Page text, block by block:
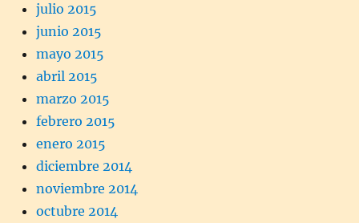
julio 2015
junio 2015
mayo 2015
abril 2015
marzo 2015
febrero 2015
enero 2015
diciembre 2014
noviembre 2014
octubre 2014